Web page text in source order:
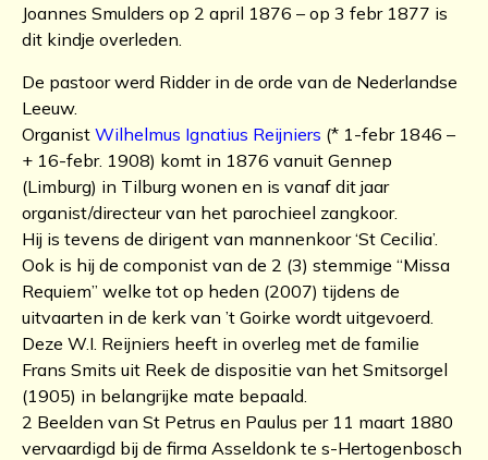
Joannes Smulders op 2 april 1876 – op 3 febr 1877 is
dit kindje overleden.
De pastoor werd Ridder in de orde van de Nederlandse
Leeuw.
Organist Wilhelmus Ignatius Reijniers (* 1-febr 1846 –
+ 16-febr. 1908) komt in 1876 vanuit Gennep
(Limburg) in Tilburg wonen en is vanaf dit jaar
organist/directeur van het parochieel zangkoor.
Hij is tevens de dirigent van mannenkoor ‘St Cecilia’.
Ook is hij de componist van de 2 (3) stemmige “Missa
Requiem” welke tot op heden (2007) tijdens de
uitvaarten in de kerk van ’t Goirke wordt uitgevoerd.
Deze W.I. Reijniers heeft in overleg met de familie
Frans Smits uit Reek de dispositie van het Smitsorgel
(1905) in belangrijke mate bepaald.
2 Beelden van St Petrus en Paulus per 11 maart 1880
vervaardigd bij de firma Asseldonk te s-Hertogenbosch